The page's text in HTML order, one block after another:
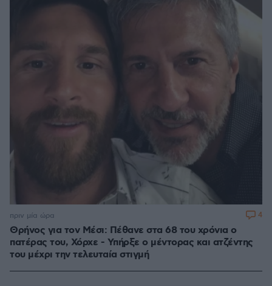
Θρήνος για τον Μέσι: Πέθανε στα 68 του χρόνια ο
πατέρας του, Χόρχε - Υπήρξε ο μέντορας και ατζέντης
του μέχρι την τελευταία στιγμή
πριν μία ώρα 4